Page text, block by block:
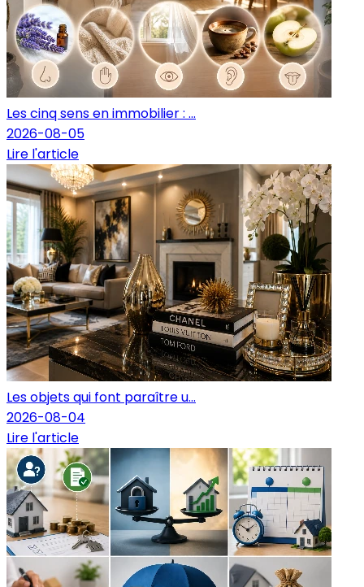
Les cinq sens en immobilier : ...
2026-08-05
Lire l'article
Les objets qui font paraître u...
2026-08-04
Lire l'article